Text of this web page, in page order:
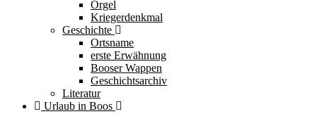
Orgel
Kriegerdenkmal
Geschichte
Ortsname
erste Erwähnung
Booser Wappen
Geschichtsarchiv
Literatur
Urlaub in Boos